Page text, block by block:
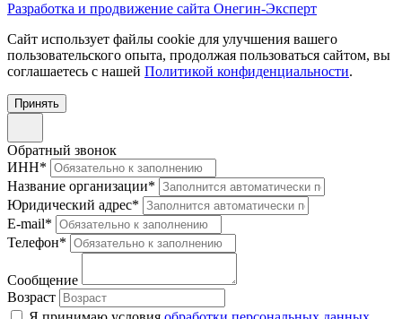
Разработка и продвижение сайта Онегин-Эксперт
Cайт использует файлы cookie для улучшения вашего
пользовательского опыта, продолжая пользоваться сайтом, вы
соглашаетесь с нашей Политикой конфиденциальности.
Принять
Обратный звонок
ИНН*
Название организации*
Юридический адрес*
E-mail*
Телефон*
Сообщение
Возраст